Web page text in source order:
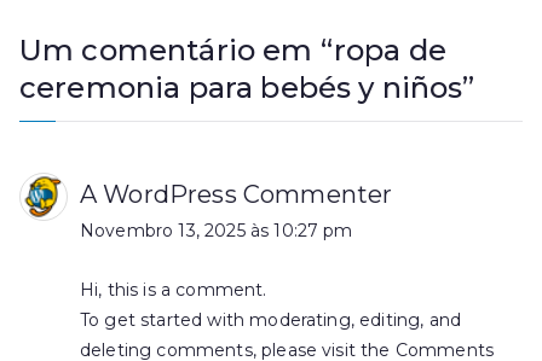
Um comentário em “ropa de
ceremonia para bebés y niños”
A WordPress Commenter
Novembro 13, 2025 às 10:27 pm
Hi, this is a comment.
To get started with moderating, editing, and
deleting comments, please visit the Comments